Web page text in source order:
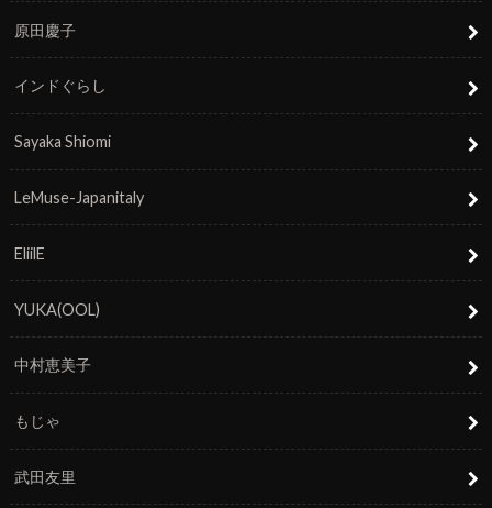
原田慶子
インドぐらし
Sayaka Shiomi
LeMuse-Japanitaly
EliilE
YUKA(OOL)
中村恵美子
もじゃ
武田友里